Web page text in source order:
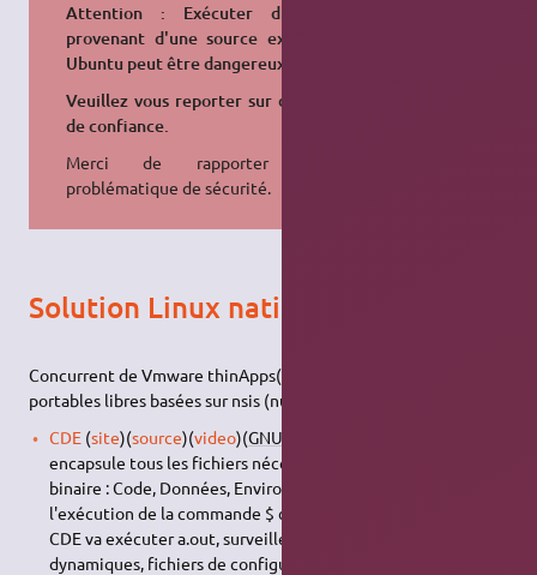
Attention : Exécuter du code
provenant d'une source externe à
Ubuntu peut être dangereux.
Veuillez vous reporter sur des sites
de confiance.
Merci de rapporter toute
problématique de sécurité.
Solution Linux natif
Concurrent de Vmware thinApps(windows), et des applications
portables libres basées sur nsis (nullsoft), et autres.
CDE(site)(source)(video)(GNU
encapsule tous les fichiers nécessaires à l'exécution du
binaire : Code, Données, Environnement. Ainsi, lors de
l'exécution de la commande $ cde a.out sur la machine A,
CDE va exécuter a.out, surveiller ses accès (bibliothèques
dynamiques, fichiers de configuration, polices, etc.), copier